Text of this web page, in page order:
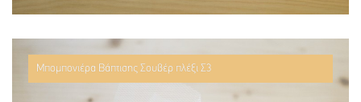
Μπομπονιέρα Βάπτισης Σουβέρ πλέξι Σ3